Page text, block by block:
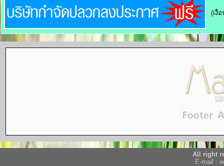
(เงื่
All right
E-mail :